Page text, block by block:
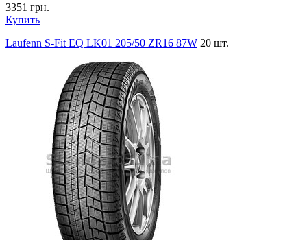
3351 грн.
Купить
Laufenn S-Fit EQ LK01 205/50 ZR16 87W 20 шт.